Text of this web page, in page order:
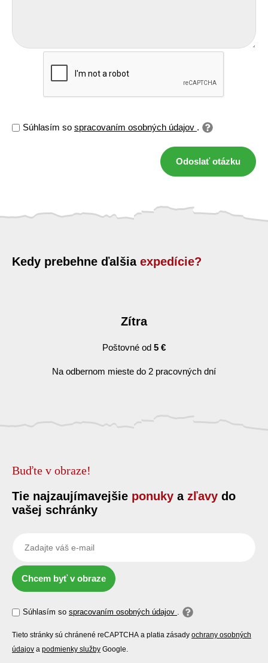
Súhlasím so spracovaním osobných údajov .
Odoslať otázku
Kedy prebehne ďalšia expedície?
Zítra
Poštovné od 5 €
Na odbernom mieste do 2 pracovných dní
Buďte v obraze!
Tie najzaujímavejšie ponuky a zľavy do
vašej schránky
Chcem byť v obraze
Súhlasím so spracovaním osobných údajov .
Tieto stránky sú chránené reCAPTCHA a platia zásady ochrany osobných
údajov a podmienky služby Google.